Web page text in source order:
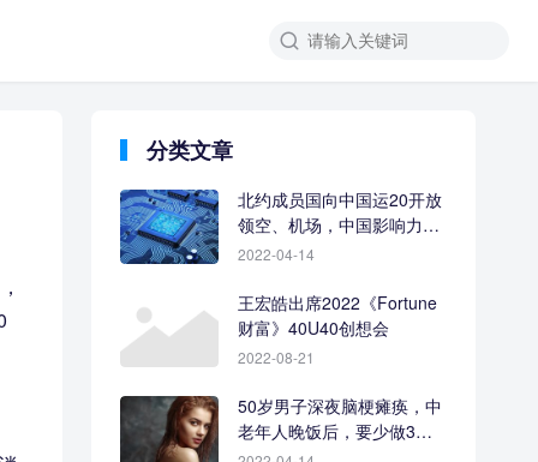
分类文章
北约成员国向中国运20开放
领空、机场，中国影响力让
人羡慕
2022-04-14
王宏皓出席2022《Fortune
财富》40U40创想会
2022-08-21
50岁男子深夜脑梗瘫痪，中
老年人晚饭后，要少做3件
事